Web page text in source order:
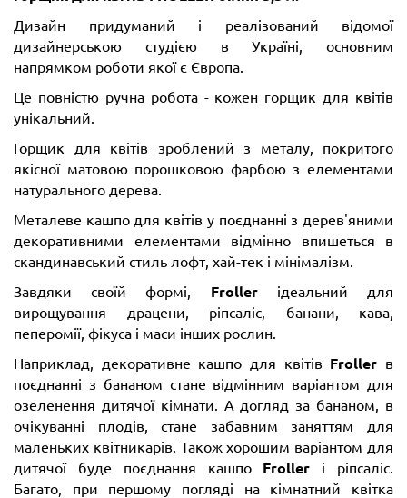
Дизайн придуманий і реалізований відомої
дизайнерською студією в Україні, основним
напрямком роботи якої є Європа.
Це повністю ручна робота - кожен горщик для квітів
унікальний.
Горщик для квітів зроблений з металу, покритого
якісної матовою порошковою фарбою з елементами
натурального дерева.
Металеве кашпо для квітів у поєднанні з дерев'яними
декоративними елементами відмінно впишеться в
скандинавський стиль лофт, хай-тек і мінімалізм.
Завдяки своїй формі,
Frollerідеальний для
вирощування драцени, ріпсаліс, банани, кава,
пеперомії, фікуса і маси інших рослин.
Наприклад, декоративне кашпо для квітів Froller в
поєднанні з бананом стане відмінним варіантом для
озеленення дитячої кімнати. А догляд за бананом, в
очікуванні плодів, стане забавним заняттям для
маленьких квітникарів. Також хорошим варіантом для
дитячої буде поєднання кашпо Froller і ріпсаліс.
Багато, при першому погляді на кімнатний квітка